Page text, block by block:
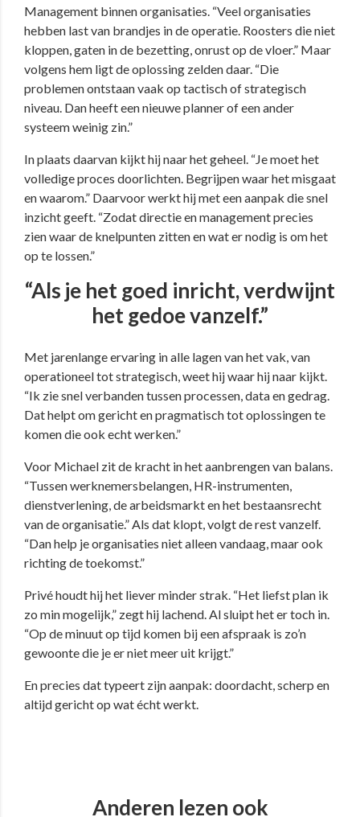
Management binnen organisaties. “Veel organisaties
hebben last van brandjes in de operatie. Roosters die niet
kloppen, gaten in de bezetting, onrust op de vloer.” Maar
volgens hem ligt de oplossing zelden daar. “Die
problemen ontstaan vaak op tactisch of strategisch
niveau. Dan heeft een nieuwe planner of een ander
systeem weinig zin.”
In plaats daarvan kijkt hij naar het geheel. “Je moet het
volledige proces doorlichten. Begrijpen waar het misgaat
en waarom.” Daarvoor werkt hij met een aanpak die snel
inzicht geeft. “Zodat directie en management precies
zien waar de knelpunten zitten en wat er nodig is om het
op te lossen.”
“Als je het goed inricht, verdwijnt
het gedoe vanzelf.”
Met jarenlange ervaring in alle lagen van het vak, van
operationeel tot strategisch, weet hij waar hij naar kijkt.
“Ik zie snel verbanden tussen processen, data en gedrag.
Dat helpt om gericht en pragmatisch tot oplossingen te
komen die ook echt werken.”
Voor Michael zit de kracht in het aanbrengen van balans.
“Tussen werknemersbelangen, HR-instrumenten,
dienstverlening, de arbeidsmarkt en het bestaansrecht
van de organisatie.” Als dat klopt, volgt de rest vanzelf.
“Dan help je organisaties niet alleen vandaag, maar ook
richting de toekomst.”
Privé houdt hij het liever minder strak. “Het liefst plan ik
zo min mogelijk,” zegt hij lachend. Al sluipt het er toch in.
“Op de minuut op tijd komen bij een afspraak is zo’n
gewoonte die je er niet meer uit krijgt.”
En precies dat typeert zijn aanpak: doordacht, scherp en
altijd gericht op wat écht werkt.
Anderen lezen ook